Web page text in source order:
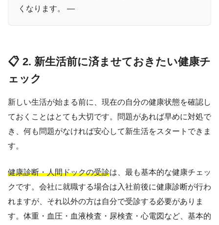
くなります。 —
📋 2. 新生活前に済ませておきたい健康チ
ェック
新しい生活が始まる前に、現在の自分の健康状態を確認し
ておくことはとても大切です。問題があれば早めに対処で
き、何も問題がなければ安心して新生活をスタートできま
す。
健康診断・人間ドックの受診は、最も基本的な健康チェッ
クです。会社に就職する場合は入社前後に健康診断が行わ
れますが、それ以外の方は自分で受診する必要がありま
す。体重・血圧・血液検査・尿検査・心電図など、基本的